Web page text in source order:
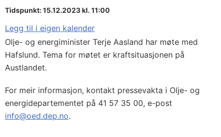
Tidspunkt: 15.12.2023 kl. 11:00
Legg til i eigen kalender
Olje- og energiminister Terje Aasland har møte med
Hafslund. Tema for møtet er kraftsituasjonen på
Austlandet.
For meir informasjon, kontakt pressevakta i Olje- og
energidepartementet på 41 57 35 00, e-post
info@oed.dep.no.